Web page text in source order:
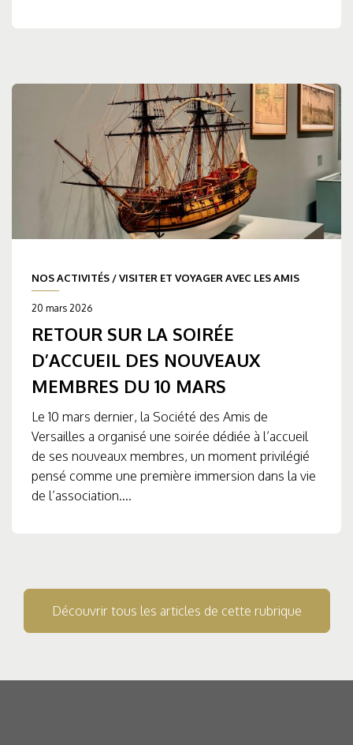
NOS ACTIVITÉS /VISITER ET VOYAGER AVEC LES AMIS
20 mars 2026
RETOUR SUR LA SOIRÉE
D’ACCUEIL DES NOUVEAUX
MEMBRES DU 10 MARS
Le 10 mars dernier, la Société des Amis de
Versailles a organisé une soirée dédiée à l’accueil
de ses nouveaux membres, un moment privilégié
pensé comme une première immersion dans la vie
de l’association....
Découvrir tous les articles de cette rubrique